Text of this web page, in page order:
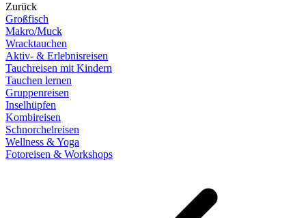
Zurück
Großfisch
Makro/Muck
Wracktauchen
Aktiv- & Erlebnisreisen
Tauchreisen mit Kindern
Tauchen lernen
Gruppenreisen
Inselhüpfen
Kombireisen
Schnorchelreisen
Wellness & Yoga
Fotoreisen & Workshops